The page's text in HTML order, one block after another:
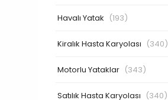
Havalı Yatak (193)
Kiralık Hasta Karyolası (340)
Motorlu Yataklar (343)
Satılık Hasta Karyolası (340)